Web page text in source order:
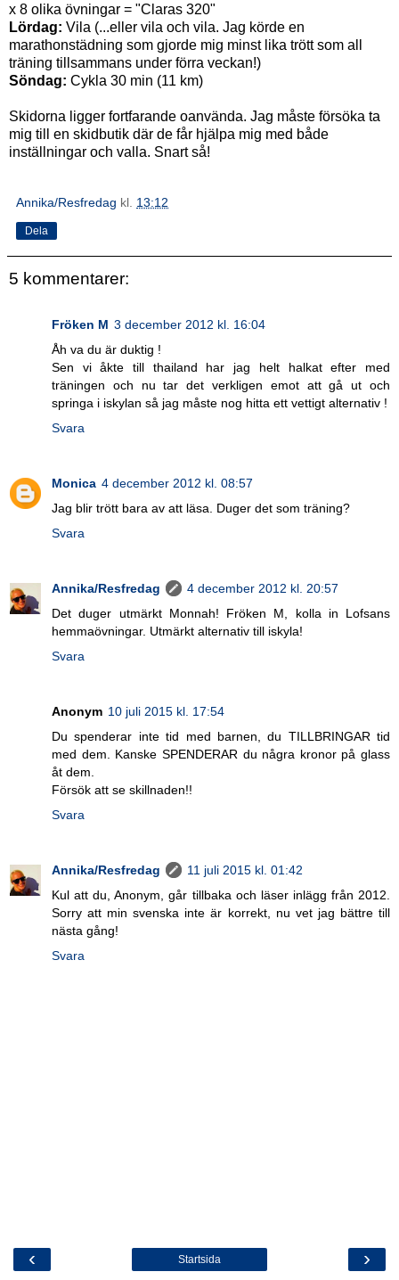
x 8 olika övningar = "Claras 320"
Lördag: Vila (...eller vila och vila. Jag körde en
marathonstädning som gjorde mig minst lika trött som all
träning tillsammans under förra veckan!)
Söndag: Cykla 30 min (11 km)
Skidorna ligger fortfarande oanvända. Jag måste försöka ta
mig till en skidbutik där de får hjälpa mig med både
inställningar och valla. Snart så!
Annika/Resfredag kl. 13:12
Dela
5 kommentarer:
Fröken M 3 december 2012 kl. 16:04
Åh va du är duktig !
Sen vi åkte till thailand har jag helt halkat efter med
träningen och nu tar det verkligen emot att gå ut och
springa i iskylan så jag måste nog hitta ett vettigt alternativ !
Svara
Monica 4 december 2012 kl. 08:57
Jag blir trött bara av att läsa. Duger det som träning?
Svara
Annika/Resfredag
4 december 2012 kl. 20:57
Det duger utmärkt Monnah! Fröken M, kolla in Lofsans
hemmaövningar. Utmärkt alternativ till iskyla!
Svara
Anonym 10 juli 2015 kl. 17:54
Du spenderar inte tid med barnen, du TILLBRINGAR tid
med dem. Kanske SPENDERAR du några kronor på glass
åt dem.
Försök att se skillnaden!!
Svara
Annika/Resfredag
11 juli 2015 kl. 01:42
Kul att du, Anonym, går tillbaka och läser inlägg från 2012.
Sorry att min svenska inte är korrekt, nu vet jag bättre till
nästa gång!
Svara
‹ ›
Startsida